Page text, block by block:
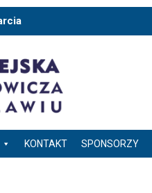
KONTAKT SPONSORZY